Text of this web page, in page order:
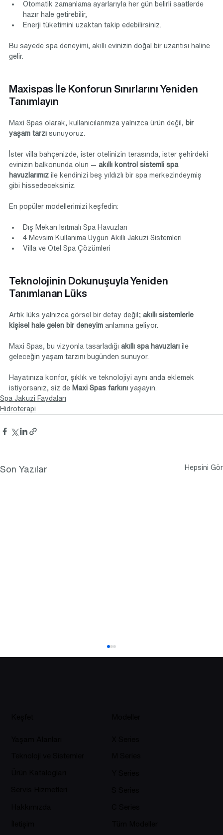
Otomatik zamanlama ayarlarıyla her gün belirli saatlerde
hazır hale getirebilir,
Enerji tüketimini uzaktan takip edebilirsiniz.
Bu sayede spa deneyimi, akıllı evinizin doğal bir uzantısı haline
gelir.
Maxispas İle Konforun Sınırlarını Yeniden
Tanımlayın
Maxi Spas olarak, kullanıcılarımıza yalnızca ürün değil, bir
yaşam tarzı sunuyoruz.
İster villa bahçenizde, ister otelinizin terasında, ister şehirdeki
evinizin balkonunda olun — akıllı kontrol sistemli spa
havuzlarımız ile kendinizi beş yıldızlı bir spa merkezindeymiş
gibi hissedeceksiniz.
En popüler modellerimizi keşfedin:
Dış Mekan Isıtmalı Spa Havuzları
4 Mevsim Kullanıma Uygun Akıllı Jakuzi Sistemleri
Villa ve Otel Spa Çözümleri
Teknolojinin Dokunuşuyla Yeniden
Tanımlanan Lüks
Artık lüks yalnızca görsel bir detay değil; akıllı sistemlerle
kişisel hale gelen bir deneyim anlamına geliyor.
Maxi Spas, bu vizyonla tasarladığı akıllı spa havuzları ile
geleceğin yaşam tarzını bugünden sunuyor.
Hayatınıza konfor, şıklık ve teknolojiyi aynı anda eklemek
istiyorsanız, siz de Maxi Spas farkını yaşayın.
Spa Jakuzi Faydaları
Hidroterapi
Son Yazılar Hepsini Gör